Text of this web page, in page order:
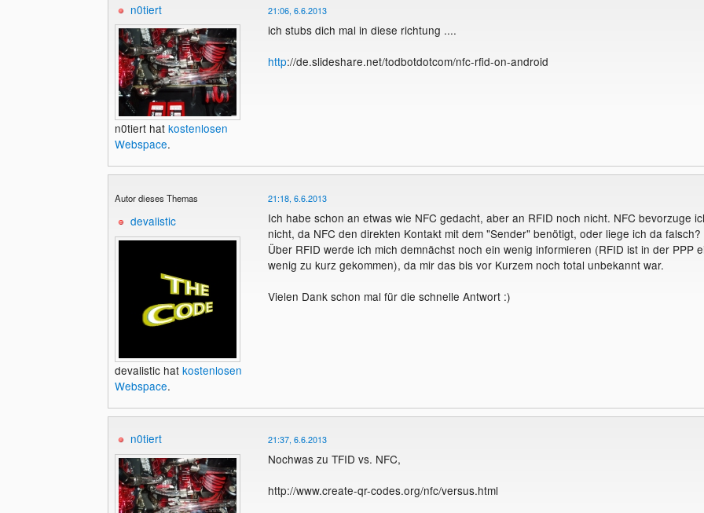
n0tiert
n0tiert hat kostenlosen
Webspace.
21:06, 6.6.2013
ich stubs dich mal in diese richtung ....
http://de.slideshare.net/todbotdotcom/nfc-rfid-on-android
Autor dieses Themas
devalistic
devalistic hat kostenlosen
Webspace.
21:18, 6.6.2013
Ich habe schon an etwas wie NFC gedacht, aber an RFID noch nicht. NFC bevorzuge
nicht, da NFC den direkten Kontakt mit dem "Sender" benötigt, oder liege ich da falsch?
Über RFID werde ich mich demnächst noch ein wenig informieren (RFID ist in der PPP
wenig zu kurz gekommen), da mir das bis vor Kurzem noch total unbekannt war.
Vielen Dank schon mal für die schnelle Antwort :)
n0tiert 21:37, 6.6.2013
Nochwas zu TFID vs. NFC,
http://www.create-qr-codes.org/nfc/versus.html